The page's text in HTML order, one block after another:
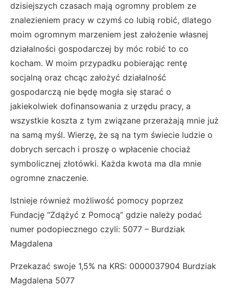
dzisiejszych czasach mają ogromny problem ze
znalezieniem pracy w czymś co lubią robić, dlatego
moim ogromnym marzeniem jest założenie własnej
działalności gospodarczej by móc robić to co
kocham. W moim przypadku pobierając rentę
socjalną oraz chcąc założyć działalność
gospodarczą nie będę mogła się starać o
jakiekolwiek dofinansowania z urzędu pracy, a
wszystkie koszta z tym związane przerażają mnie już
na samą myśl. Wierzę, że są na tym świecie ludzie o
dobrych sercach i proszę o wpłacenie chociaż
symbolicznej złotówki. Każda kwota ma dla mnie
ogromne znaczenie.
Istnieje również możliwość pomocy poprzez
Fundację “Zdążyć z Pomocą” gdzie należy podać
numer podopiecznego czyli: 5077 – Burdziak
Magdalena
Przekazać swoje 1,5% na KRS: 0000037904 Burdziak
Magdalena 5077